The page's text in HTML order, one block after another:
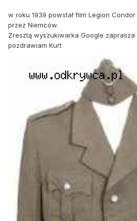
w roku 1939 powstał film Legion
przez Niemców.
Zresztą wyszukiwarka Google zaprasza
pozdrawiam Kurt